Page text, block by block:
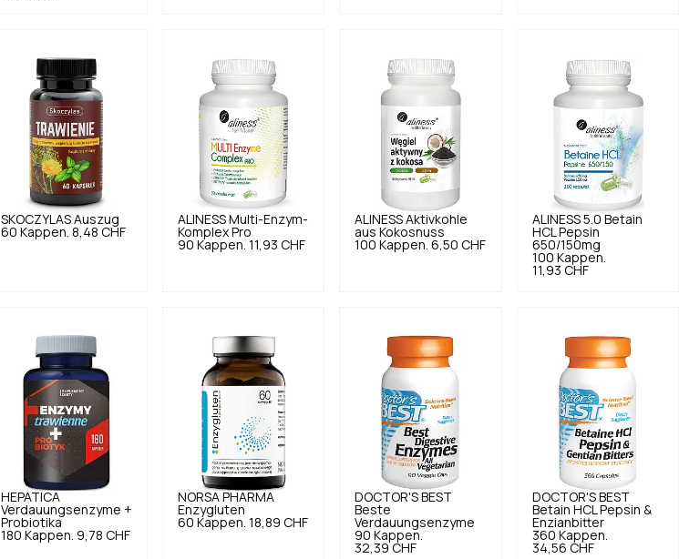
SKOCZYLAS Auszug
60 Kappen. 8,48 CHF
ALINESS Multi-Enzym-
Komplex Pro
90 Kappen. 11,93 CHF
ALINESS Aktivkohle
aus Kokosnuss
100 Kappen. 6,50 CHF
ALINESS 5.0 Betain
HCL Pepsin
650/150mg
100 Kappen.
11,93 CHF
HEPATICA
Verdauungsenzyme +
Probiotika
180 Kappen. 9,78 CHF
NORSA PHARMA
Enzygluten
60 Kappen. 18,89 CHF
DOCTOR'S BEST
Beste
Verdauungsenzyme
90 Kappen.
32,39 CHF
DOCTOR'S BEST
Betain HCL Pepsin &
Enzianbitter
360 Kappen.
34,56 CHF